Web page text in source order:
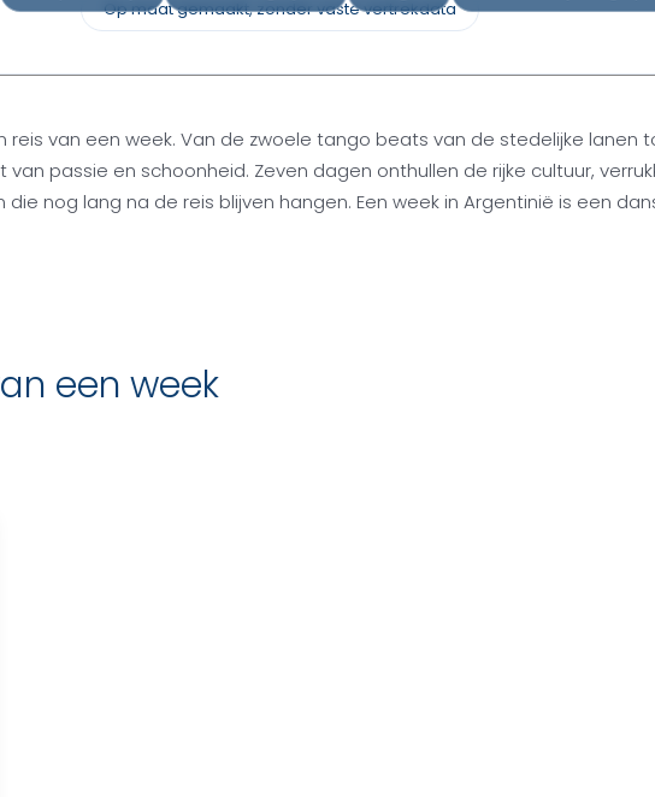
in het land
Op maat gemaakt, zonder vaste vertrekdata
reis van een week. Van de zwoele tango beats van de stedelijke
passie en schoonheid. Zeven dagen onthullen de rijke cultuur,
nog lang na de reis blijven hangen. Een week in Argentinië is een
een week